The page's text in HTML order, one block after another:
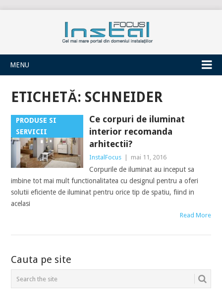
INSTALFOCUS
MENU
ETICHETĂ: SCHNEIDER
PRODUSE SI
SERVICII
Ce corpuri de iluminat
interior recomanda
arhitectii?
InstalFocus mai 11, 2016
Corpurile de iluminat au inceput sa
imbine tot mai mult functionalitatea cu designul pentru a oferi
solutii eficiente de iluminat pentru orice tip de spatiu, fiind in
acelasi
Read More
POSTS
NAVIGATION
Cauta pe site